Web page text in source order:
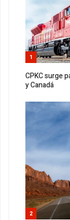
1
CPKC surge
y Canadá
2